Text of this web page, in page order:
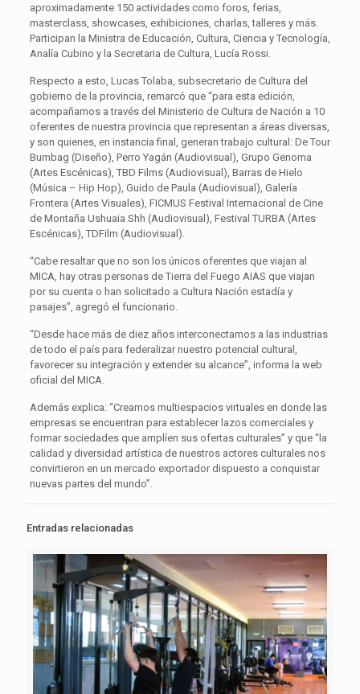
aproximadamente 150 actividades como foros, ferias,
masterclass, showcases, exhibiciones, charlas, talleres y más.
Participan la Ministra de Educación, Cultura, Ciencia y Tecnología,
Analía Cubino y la Secretaria de Cultura, Lucía Rossi.
Respecto a esto, Lucas Tolaba, subsecretario de Cultura del
gobierno de la provincia, remarcó que “para esta edición,
acompañamos a través del Ministerio de Cultura de Nación a 10
oferentes de nuestra provincia que representan a áreas diversas,
y son quienes, en instancia final, generan trabajo cultural: De Tour
Bumbag (Diseño), Perro Yagán (Audiovisual), Grupo Genoma
(Artes Escénicas), TBD Films (Audiovisual), Barras de Hielo
(Música – Hip Hop), Guido de Paula (Audiovisual), Galería
Frontera (Artes Visuales), FICMUS Festival Internacional de Cine
de Montaña Ushuaia Shh (Audiovisual), Festival TURBA (Artes
Escénicas), TDFilm (Audiovisual).
“Cabe resaltar que no son los únicos oferentes que viajan al
MICA, hay otras personas de Tierra del Fuego AIAS que viajan
por su cuenta o han solicitado a Cultura Nación estadía y
pasajes”, agregó el funcionario.
“Desde hace más de diez años interconectamos a las industrias
de todo el país para federalizar nuestro potencial cultural,
favorecer su integración y extender su alcance”, informa la web
oficial del MICA.
Además explica: “Creamos multiespacios virtuales en donde las
empresas se encuentran para establecer lazos comerciales y
formar sociedades que amplíen sus ofertas culturales” y que “la
calidad y diversidad artística de nuestros actores culturales nos
convirtieron en un mercado exportador dispuesto a conquistar
nuevas partes del mundo”.
Entradas relacionadas